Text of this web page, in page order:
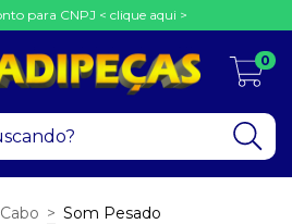
para CNPJ < clique aqui >
0
Cabo > Som Pesado